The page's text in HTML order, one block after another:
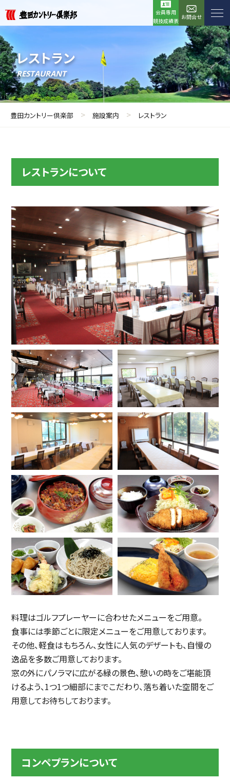
会員専用
競技成績表
お問合せ
レストラン
RESTAURANT
豊田カントリー倶楽部 > 施設案内 > レストラン
レストランについて
料理はゴルフプレーヤーに合わせたメニューをご用意。
食事には季節ごとに限定メニューをご用意しております。
その他、軽食はもちろん、女性に人気のデザートも、自慢の
逸品を多数ご用意しております。
窓の外にパノラマに広がる緑の景色、憩いの時をご堪能頂
けるよう、1つ1つ細部にまでこだわり、落ち着いた空間をご
用意してお待ちしております。
コンペプランについて